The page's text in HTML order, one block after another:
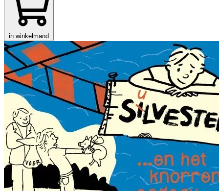
in winkelmand